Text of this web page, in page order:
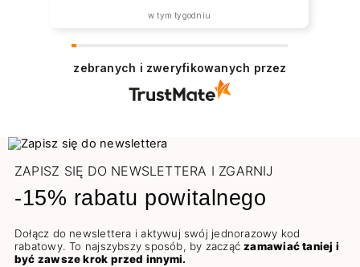
w tym tygodniu
zebranych i zweryfikowanych przez
ZAPISZ SIĘ DO NEWSLETTERA I ZGARNIJ
-15% rabatu powitalnego
Dołącz do newslettera i aktywuj swój jednorazowy kod
rabatowy. To najszybszy sposób, by zacząćzamawiać taniej i
być zawsze krok przed innymi.